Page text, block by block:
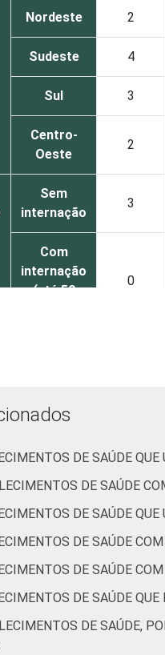
Nordeste 2
Sudeste 4
Sul 3
Centro-
Oeste
2
Sem
internação
3
Com
internação
(até 50
0
50 leitos)
apoio à
diagnose e
Capital 1
Centro Regional de
e Comunicação
DE SAÚDE
DE SAÚDE
DE SAÚDE
DE SAÚDE
DE SAÚDE
DE SAÚDE
DE SAÚDE,